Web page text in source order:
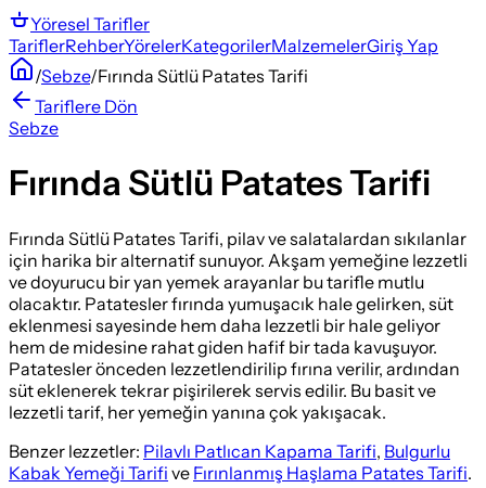
Yöresel Tarifler
TariflerRehberYörelerKategorilerMalzemelerGiriş Yap
/Sebze/Fırında Sütlü Patates Tarifi
Tariflere Dön
Sebze
Fırında Sütlü Patates Tarifi
Fırında Sütlü Patates Tarifi, pilav ve salatalardan sıkılanlar
için harika bir alternatif sunuyor. Akşam yemeğine lezzetli
ve doyurucu bir yan yemek arayanlar bu tarifle mutlu
olacaktır. Patatesler fırında yumuşacık hale gelirken, süt
eklenmesi sayesinde hem daha lezzetli bir hale geliyor
hem de midesine rahat giden hafif bir tada kavuşuyor.
Patatesler önceden lezzetlendirilip fırına verilir, ardından
süt eklenerek tekrar pişirilerek servis edilir. Bu basit ve
lezzetli tarif, her yemeğin yanına çok yakışacak.
Benzer lezzetler: Pilavlı Patlıcan Kapama Tarifi, Bulgurlu
Kabak Yemeği Tarifi ve Fırınlanmış Haşlama Patates Tarifi.